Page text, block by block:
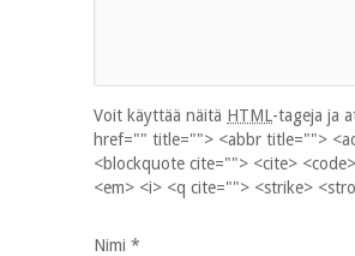
Voit käyttää näitä HTML-tageja ja
href="" title=""> <abbr title="">
<blockquote cite=""> <cite>
<em> <i> <q cite=""> <strike>
Nimi *